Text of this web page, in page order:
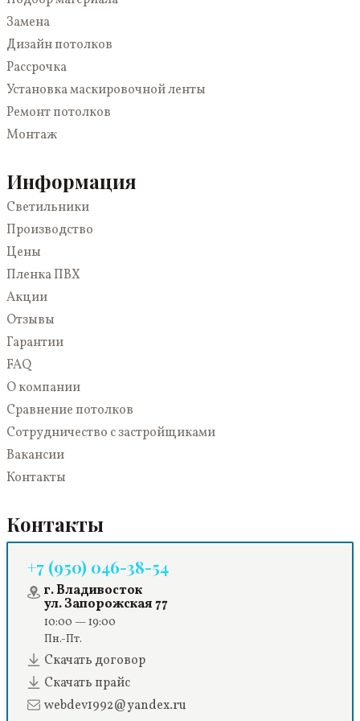
В детскую
В комнату
Для дачи
В зал
Для коттеджа
На кухню
В коридор
Кривые линии
Многоуровневые
Парящие
Синие
Замена
Дизайн потолков
Рассрочка
Установка маскировочной ленты
Ремонт потолков
Монтаж
Информация
Светильники
Производство
Цены
Пленка ПВХ
Акции
Отзывы
Гарантии
FAQ
О компании
Сравнение потолков
Сотрудничество с застройщиками
Вакансии
Контакты
Контакты
+7 (950) 046-38-54
г. Владивосток
ул. Запорожская 77
10:00 — 19:00
Пн.-Пт.
Скачать договор
Скачать прайс
webdev1992@yandex.ru